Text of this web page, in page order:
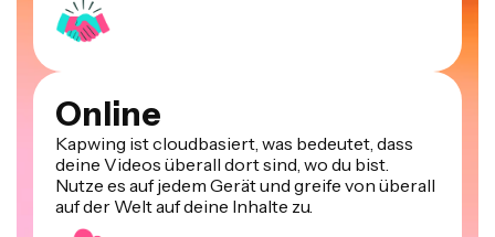
Online
Kapwing ist cloudbasiert, was bedeutet, dass
deine Videos überall dort sind, wo du bist.
Nutze es auf jedem Gerät und greife von überall
auf der Welt auf deine Inhalte zu.